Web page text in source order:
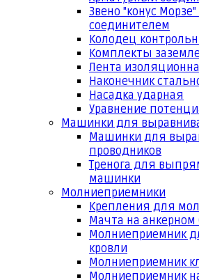
Звено "конус
соединителем
Колодец
Комплекты
Лента
Наконечник
Насадка ударная
Уравнение
Машинки для
Машинки для
проводников
Тренога для
машинки
Молниеприемники
Крепления для
Мачта на анкерном
Молниеприемник
кровли
Молниеприемник
Молниеприемник